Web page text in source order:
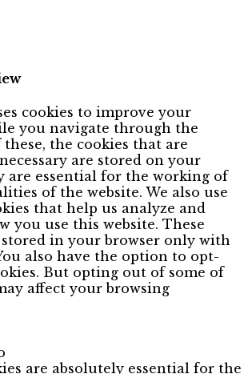
cookies to improve your
you navigate through the
the cookies that are
are stored on your
are essential for the working of
of the website. We also use
that help us analyze and
you use this website. These
in your browser only with
also have the option to opt-
But opting out of some of
affect your browsing
are absolutely essential for the